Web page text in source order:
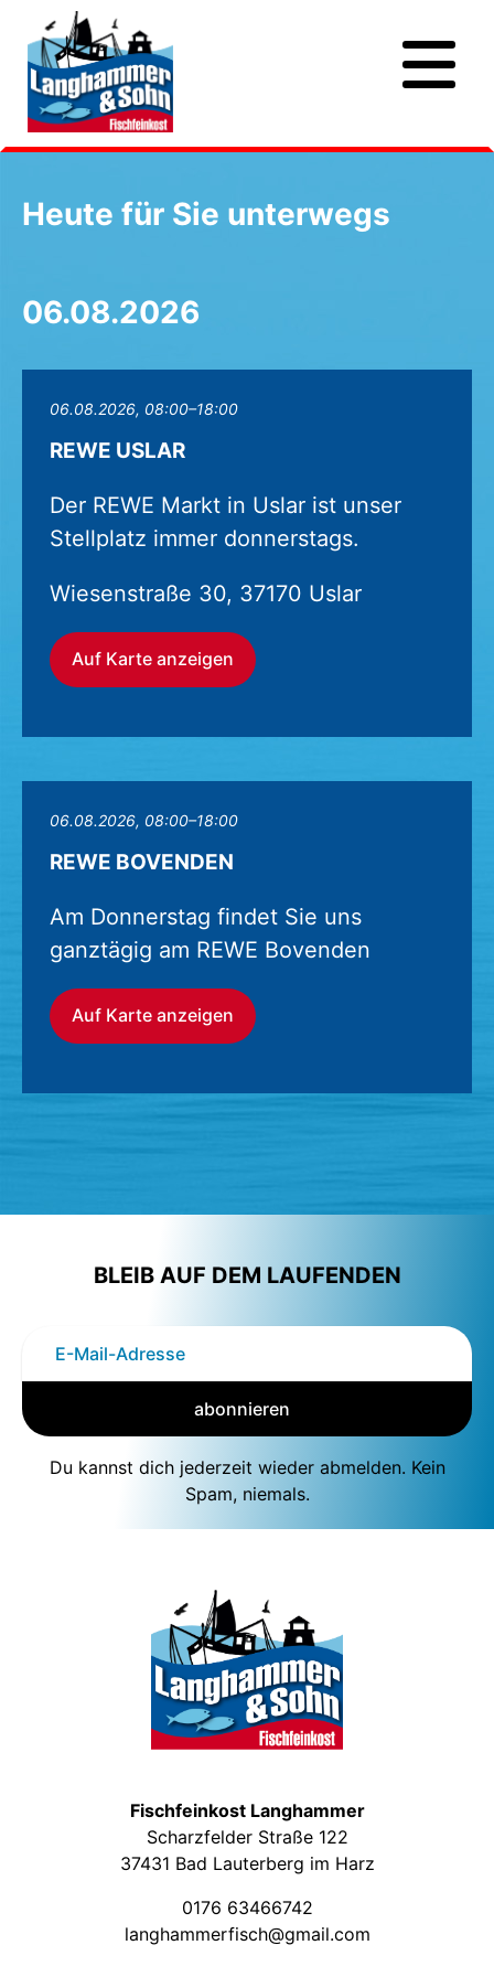
Heute für Sie unterwegs
06.08.2026
06.08.2026, 08:00–18:00
REWE USLAR
Der REWE Markt in Uslar ist unser
Stellplatz immer donnerstags.
Wiesenstraße 30, 37170 Uslar
Auf Karte anzeigen
06.08.2026, 08:00–18:00
REWE BOVENDEN
Am Donnerstag findet Sie uns
ganztägig am REWE Bovenden
Auf Karte anzeigen
BLEIB AUF DEM LAUFENDEN
abonnieren
Du kannst dich jederzeit wieder abmelden. Kein
Spam, niemals.
Fischfeinkost Langhammer
Scharzfelder Straße 122
37431 Bad Lauterberg im Harz
0176 63466742
langhammerfisch@gmail.com